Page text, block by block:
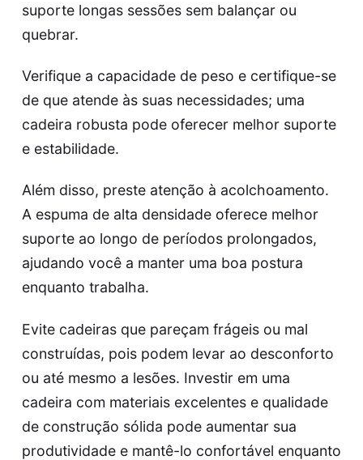
suporte longas sessões sem balançar ou
quebrar.
Verifique a capacidade de peso e certifique-se
de que atende às suas necessidades; uma
cadeira robusta pode oferecer melhor suporte
e estabilidade.
Além disso, preste atenção à acolchoamento.
A espuma de alta densidade oferece melhor
suporte ao longo de períodos prolongados,
ajudando você a manter uma boa postura
enquanto trabalha.
Evite cadeiras que pareçam frágeis ou mal
construídas, pois podem levar ao desconforto
ou até mesmo a lesões. Investir em uma
cadeira com materiais excelentes e qualidade
de construção sólida pode aumentar sua
produtividade e mantê-lo confortável enquanto